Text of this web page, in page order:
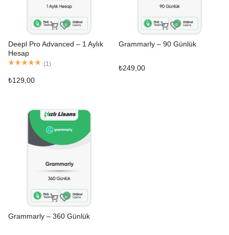
Deepl Pro Advanced – 1 Aylık
Hesap
(1 )
₺129,00
Grammarly – 90 Günlük
₺249,00
Grammarly – 360 Günlük